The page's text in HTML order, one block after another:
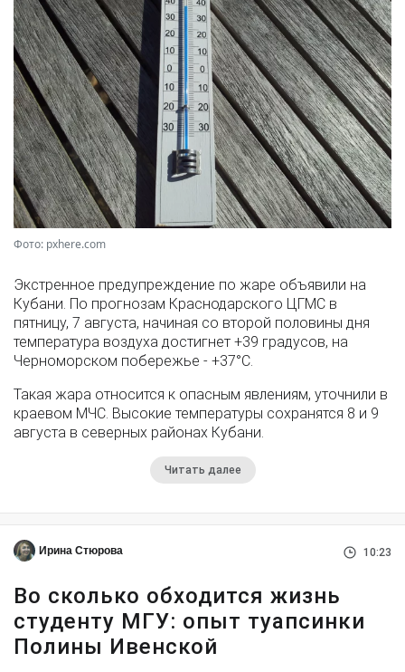
Фото: pxhere.com
Экстренное предупреждение по жаре объявили на
Кубани. По прогнозам Краснодарского ЦГМС в
пятницу, 7 августа, начиная со второй половины дня
температура воздуха достигнет +39 градусов, на
Черноморском побережье - +37°­С.
Такая жара относится к опасным явлениям, уточнили в
краевом МЧС. Высокие температуры сохранятся 8 и 9
августа в северных районах Кубани.
Читать далее
Ирина Стюрова 10:23
Во сколько обходится жизнь
студенту МГУ: опыт туапсинки
Полины Ивенской